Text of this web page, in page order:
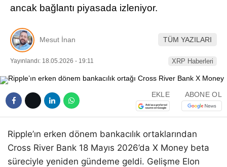
Telegram
ancak bağlantı piyasada izleniyor.
Mesut İnan TÜM YAZILARI
Yayınlandı: 18.05.2026 - 19:11 XRP Haberleri
EKLE ABONE OL
Ripple’ın erken dönem bankacılık ortaklarından
Cross River Bank 18 Mayıs 2026’da X Money beta
süreciyle yeniden gündeme geldi. Gelişme Elon